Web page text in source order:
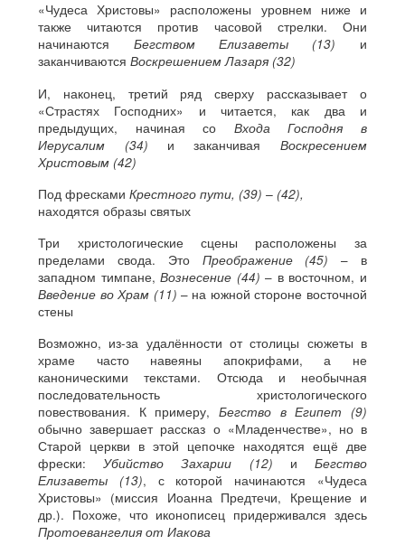
«Чудеса Христовы» расположены уровнем ниже и
также читаются против часовой стрелки. Они
начинаются Бегством Елизаветы (13) и
заканчиваютсяВоскрешением Лазаря (32)
И, наконец, третий ряд сверху рассказывает о
«Страстях Господних» и читается, как два и
предыдущих, начиная со Входа Господня в
Иерусалим (34) и заканчивая Воскресением
Христовым (42)
Под фрескамиКрестного пути, (39) – (42),
находятся образы святых
Три христологические сцены расположены за
пределами свода. Это Преображение (45) – в
западном тимпане,Вознесение (44) – в восточном, и
Введение во Храм (11) – на южной стороне восточной
стены
Возможно, из-за удалённости от столицы сюжеты в
храме часто навеяны апокрифами, а не
каноническими текстами. Отсюда и необычная
последовательность христологического
повествования. К примеру, Бегство в Египет (9)
обычно завершает рассказ о «Младенчестве», но в
Старой церкви в этой цепочке находятся ещё две
фрески:Убийство Захарии (12) и Бегство
Елизаветы
(13), с которой начинаются «Чудеса
Христовы» (миссия Иоанна Предтечи, Крещение и
др.). Похоже, что иконописец придерживался здесь
Протоевангелия от Иакова